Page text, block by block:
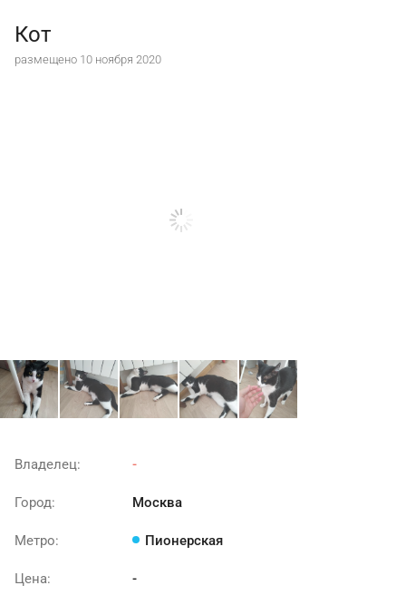
Кот
размещено 10 ноября 2020
Владелец: -
Город: Москва
Метро: Пионерская
Цена: -